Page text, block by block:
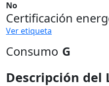
No
Certificación
Ver etiqueta
Consumo G
Descripción del